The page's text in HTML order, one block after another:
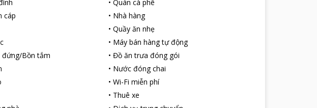
cáp
đứng/Bồn tắm
• Quán cà phê
• Nhà hàng
• Quầy ăn nhẹ
• Máy bán hàng tự động
• Đồ ăn trưa đóng gói
• Nước đóng chai
• Wi-Fi miễn phí
• Thuê xe